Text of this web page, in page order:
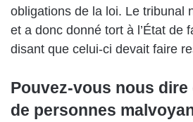
obligations de la loi. Le tribunal
et a donc donné tort à l’État de
disant que celui-ci devait faire
Pouvez-vous nous dire
de personnes